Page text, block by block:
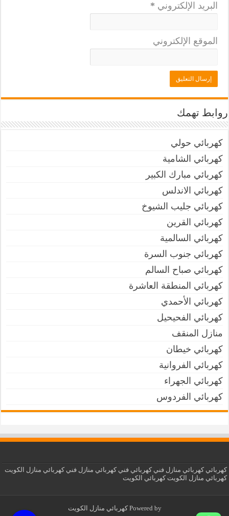
البريد الإلكتروني *
الموقع الإلكتروني
روابط تهمك
كهربائي حولي
كهربائي الشامية
كهربائي مبارك الكبير
كهربائي الاندلس
كهربائي جليب الشيوخ
كهربائي القرين
كهربائي السالمية
كهربائي جنوب السرة
كهربائي صباح السالم
كهربائي المنطقة العاشرة
كهربائي الأحمدي
كهربائي الفحيحيل
منازل المنقف
كهربائي خيطان
كهربائي الفروانية
كهربائي الجهراء
كهربائي الفردوس
كهربائي كهربائي منازل فني كهربائي فني كهربائي منازل فني كهربائي منازل الكويت
كهربائي منازل الكويت كهربائي الكويت
Powered by كهربائي منازل الكويت